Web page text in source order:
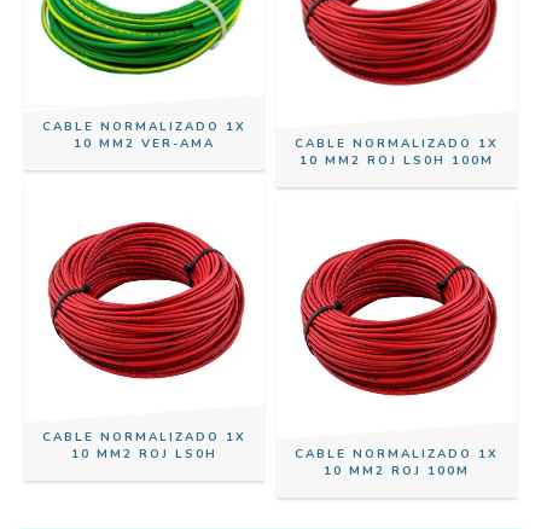
CABLE NORMALIZADO 1X
10 MM2 VER-AMA
CABLE NORMALIZADO 1X
10 MM2 ROJ LS0H 100M
CABLE NORMALIZADO 1X
10 MM2 ROJ LS0H
CABLE NORMALIZADO 1X
10 MM2 ROJ 100M